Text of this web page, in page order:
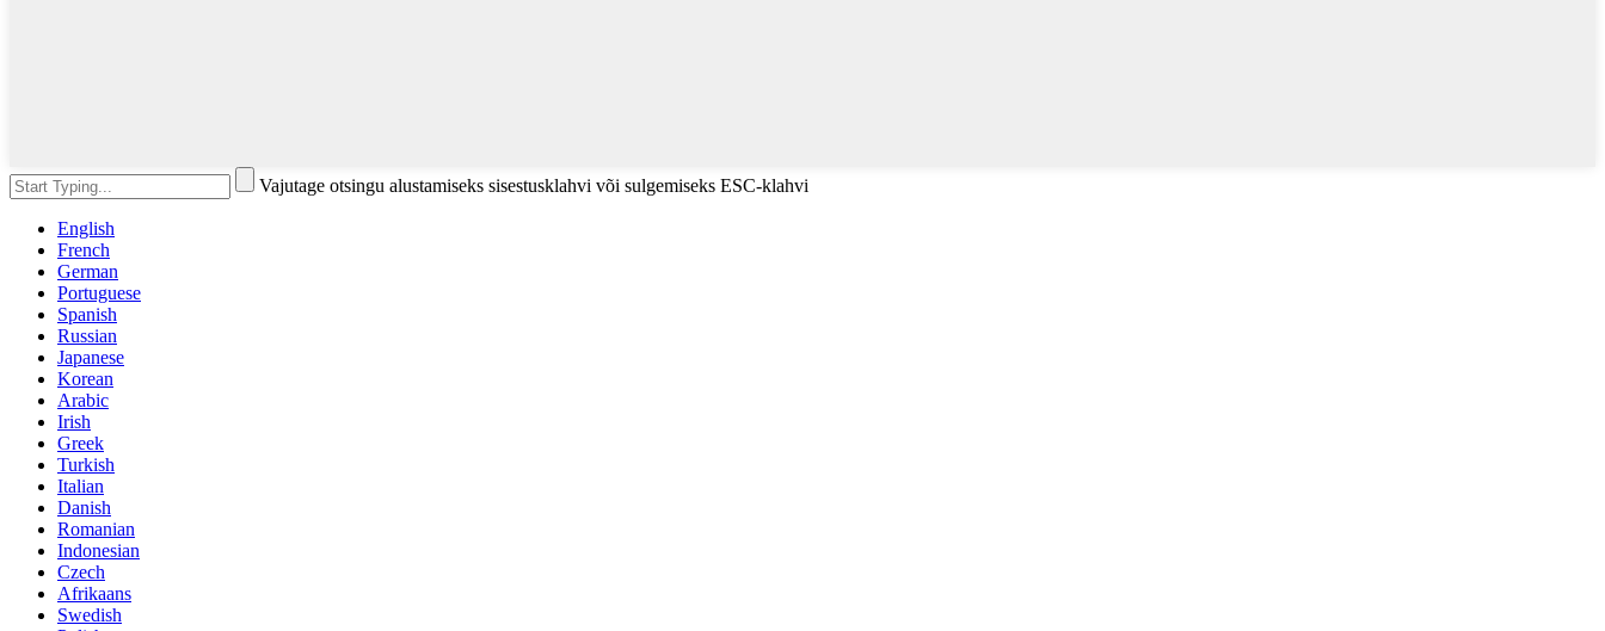
Vajutage otsingu alustamiseks sisestusklahvi või sulgemiseks ESC-klahvi
English
French
German
Portuguese
Spanish
Russian
Japanese
Korean
Arabic
Irish
Greek
Turkish
Italian
Danish
Romanian
Indonesian
Czech
Afrikaans
Swedish